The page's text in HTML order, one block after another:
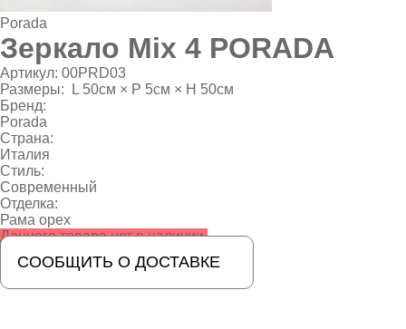
Porada
Зеркалo Mix 4 PORADA
Артикул: 00PRD03
Размеры:
L 50см × P 5см × H 50см
Бренд:
Porada
Страна:
Италия
Стиль:
Современный
Отделка:
Рама орех
Данного товара нет в наличии.
СООБЩИТЬ О ДОСТАВКЕ